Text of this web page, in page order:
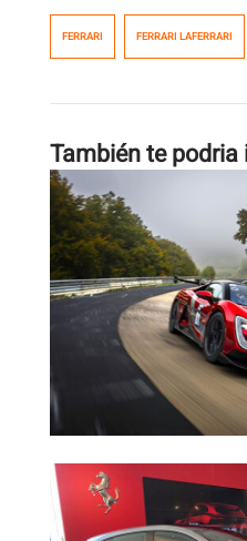
FERRARI FERRARI LAFERRARI
También te podria